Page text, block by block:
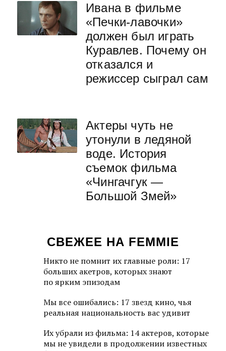
Ивана в фильме
«Печки-лавочки»
должен был играть
Куравлев. Почему он
отказался и
режиссер сыграл сам
Актеры чуть не
утонули в ледяной
воде. История
съемок фильма
«Чингачгук —
Большой Змей»
СВЕЖЕЕ НА FEMMIE
Никто не помнит их главные роли: 17
больших акетров, которых знают
по ярким эпизодам
Мы все ошибались: 17 звезд кино, чья
реальная национальность вас удивит
Их убрали из фильма: 14 актеров, которые
мы не увидели в продолжении известных